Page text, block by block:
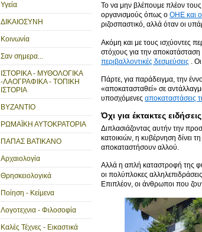
Υγεία
ΔΙΚΑΙΟΣΥΝΗ
Κοινωνία
Σαν σημερα...
ΙΣΤΟΡΙΚΑ - ΜΥΘΟΛΟΓΙΚΑ
-ΛΑΟΓΡΑΦΙΚΑ - ΤΟΠΙΚΗ
ΙΣΤΟΡΙΑ
ΒΥΖΑΝΤΙΟ
ΡΩΜΑΪΚΗ ΑΥΤΟΚΡΑΤΟΡΙΑ
ΠΑΠΑΣ ΒΑΤΙΚΑΝΟ
Αρχαιολογία
Θρησκειολογικά
Ποίηση - Κείμενα
Λογοτεχνια - Φιλοσοφία
Καλές Τέχνες - Εικαστικά
Το να μην βλέπουμε πλέον
οργανισμούς όπως ο ΟΗΕ και
ριζοσπαστικό, αλλά όταν οι
Ακόμη και με τους ισχύοντες
στόχους για την αποκατάσταση
περιβαλλοντικές δεσμεύσεις .
Πάρτε, για παράδειγμα, την
«αποκατασταθεί» σε
υποσχόμενες αποκαταστάσεις
Όχι για έκτακτες
Διπλασιάζοντας αυτήν την
κατοικιών, η κυβέρνηση δίνει
αποκαταστήσουν αλλού.
Αλλά η απλή καταστροφή της
οι πολύπλοκες
Επιπλέον, οι άνθρωποι που